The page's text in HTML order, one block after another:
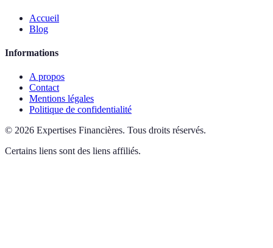
Accueil
Blog
Informations
A propos
Contact
Mentions légales
Politique de confidentialité
© 2026 Expertises Financières. Tous droits réservés.
Certains liens sont des liens affiliés.